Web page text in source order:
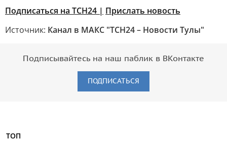
Подписаться на ТСН24 | Прислать новость
Источник: Канал в МАКС "ТСН24 – Новости Тулы"
Подписывайтесь на наш паблик в ВКонтакте
ПОДПИСАТЬСЯ
ТОП